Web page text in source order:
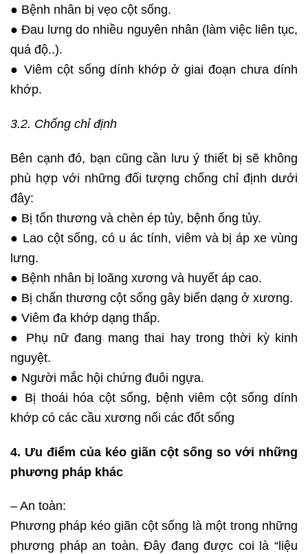
● Bệnh nhân bị vẹo cột sống.
● Đau lưng do nhiều nguyên nhân (làm việc liên tục,
quá độ..).
● Viêm cột sống dính khớp ở giai đoạn chưa dính
khớp.
3.2. Chống chỉ định
Bên cạnh đó, bạn cũng cần lưu ý thiết bị sẽ không
phù hợp với những đối tượng chống chỉ định dưới
đây:
● Bị tổn thương và chèn ép tủy, bệnh ống tủy.
● Lao cột sống, có u ác tính, viêm và bị áp xe vùng
lưng.
● Bệnh nhân bị loãng xương và huyết áp cao.
● Bị chấn thương cột sống gây biến dạng ở xương.
● Viêm đa khớp dạng thấp.
● Phụ nữ đang mang thai hay trong thời kỳ kinh
nguyệt.
● Người mắc hội chứng đuôi ngựa.
● Bị thoái hóa cột sống, bệnh viêm cột sống dính
khớp có các cầu xương nối các đốt sống
4. Ưu điểm của kéo giãn cột sống so với những
phương pháp khác
– An toàn:
Phương pháp kéo giãn cột sống là một trong những
phương pháp an toàn. Đây đang được coi là “liệu